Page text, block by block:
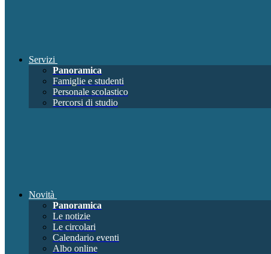
Servizi
Panoramica
Famiglie e studenti
Personale scolastico
Percorsi di studio
Novità
Panoramica
Le notizie
Le circolari
Calendario eventi
Albo online